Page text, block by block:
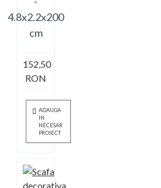
4.8x2.2x200
cm
152,50
RON
ADAUGA
IN
NECESAR
PROIECT